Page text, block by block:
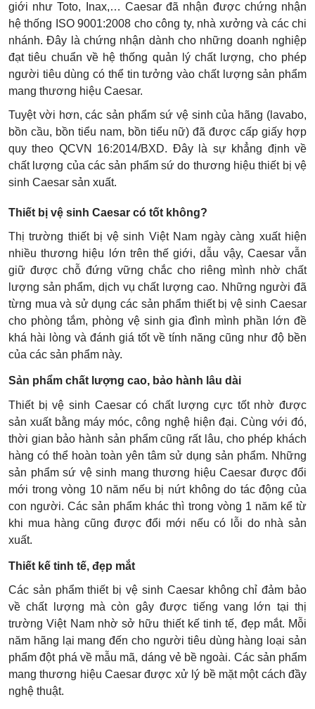
giới như Toto, Inax,… Caesar đã nhận được chứng nhận
hệ thống ISO 9001:2008 cho công ty, nhà xưởng và các chi
nhánh. Đây là chứng nhận dành cho những doanh nghiệp
đạt tiêu chuẩn về hệ thống quản lý chất lượng, cho phép
người tiêu dùng có thể tin tưởng vào chất lượng sản phẩm
mang thương hiệu Caesar.
Tuyệt vời hơn, các sản phẩm sứ vệ sinh của hãng (lavabo,
bồn cầu, bồn tiểu nam, bồn tiểu nữ) đã được cấp giấy hợp
quy theo QCVN 16:2014/BXD. Đây là sự khẳng định về
chất lượng của các sản phẩm sứ do thương hiệu thiết bị vệ
sinh Caesar sản xuất.
Thiết bị vệ sinh Caesar có tốt không?
Thị trường thiết bị vệ sinh Việt Nam ngày càng xuất hiện
nhiều thương hiệu lớn trên thế giới, dẫu vậy, Caesar vẫn
giữ được chỗ đứng vững chắc cho riêng mình nhờ chất
lượng sản phẩm, dịch vụ chất lượng cao. Những người đã
từng mua và sử dụng các sản phẩm thiết bị vệ sinh Caesar
cho phòng tắm, phòng vệ sinh gia đình mình phần lớn đề
khá hài lòng và đánh giá tốt về tính năng cũng như độ bền
của các sản phẩm này.
Sản phẩm chất lượng cao, bảo hành lâu dài
Thiết bị vệ sinh Caesar có chất lượng cực tốt nhờ được
sản xuất bằng máy móc, công nghệ hiện đại. Cùng với đó,
thời gian bảo hành sản phẩm cũng rất lâu, cho phép khách
hàng có thể hoàn toàn yên tâm sử dụng sản phẩm. Những
sản phẩm sứ vệ sinh mang thương hiệu Caesar được đổi
mới trong vòng 10 năm nếu bị nứt không do tác động của
con người. Các sản phẩm khác thì trong vòng 1 năm kể từ
khi mua hàng cũng được đổi mới nếu có lỗi do nhà sản
xuất.
Thiết kế tinh tế, đẹp mắt
Các sản phẩm thiết bị vệ sinh Caesar không chỉ đảm bảo
về chất lượng mà còn gây được tiếng vang lớn tại thị
trường Việt Nam nhờ sở hữu thiết kế tinh tế, đẹp mắt. Mỗi
năm hãng lại mang đến cho người tiêu dùng hàng loại sản
phẩm đột phá về mẫu mã, dáng vẻ bề ngoài. Các sản phẩm
mang thương hiệu Caesar được xử lý bề mặt một cách đầy
nghệ thuật.